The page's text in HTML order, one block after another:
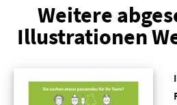
Weitere
Illustrationen